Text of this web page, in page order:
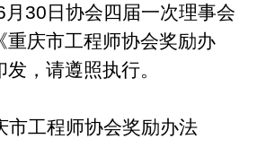
月 30 日协会四届一次理事会
重庆市工程师协会奖励办
，请遵照执行。
市工程师协会奖励办法